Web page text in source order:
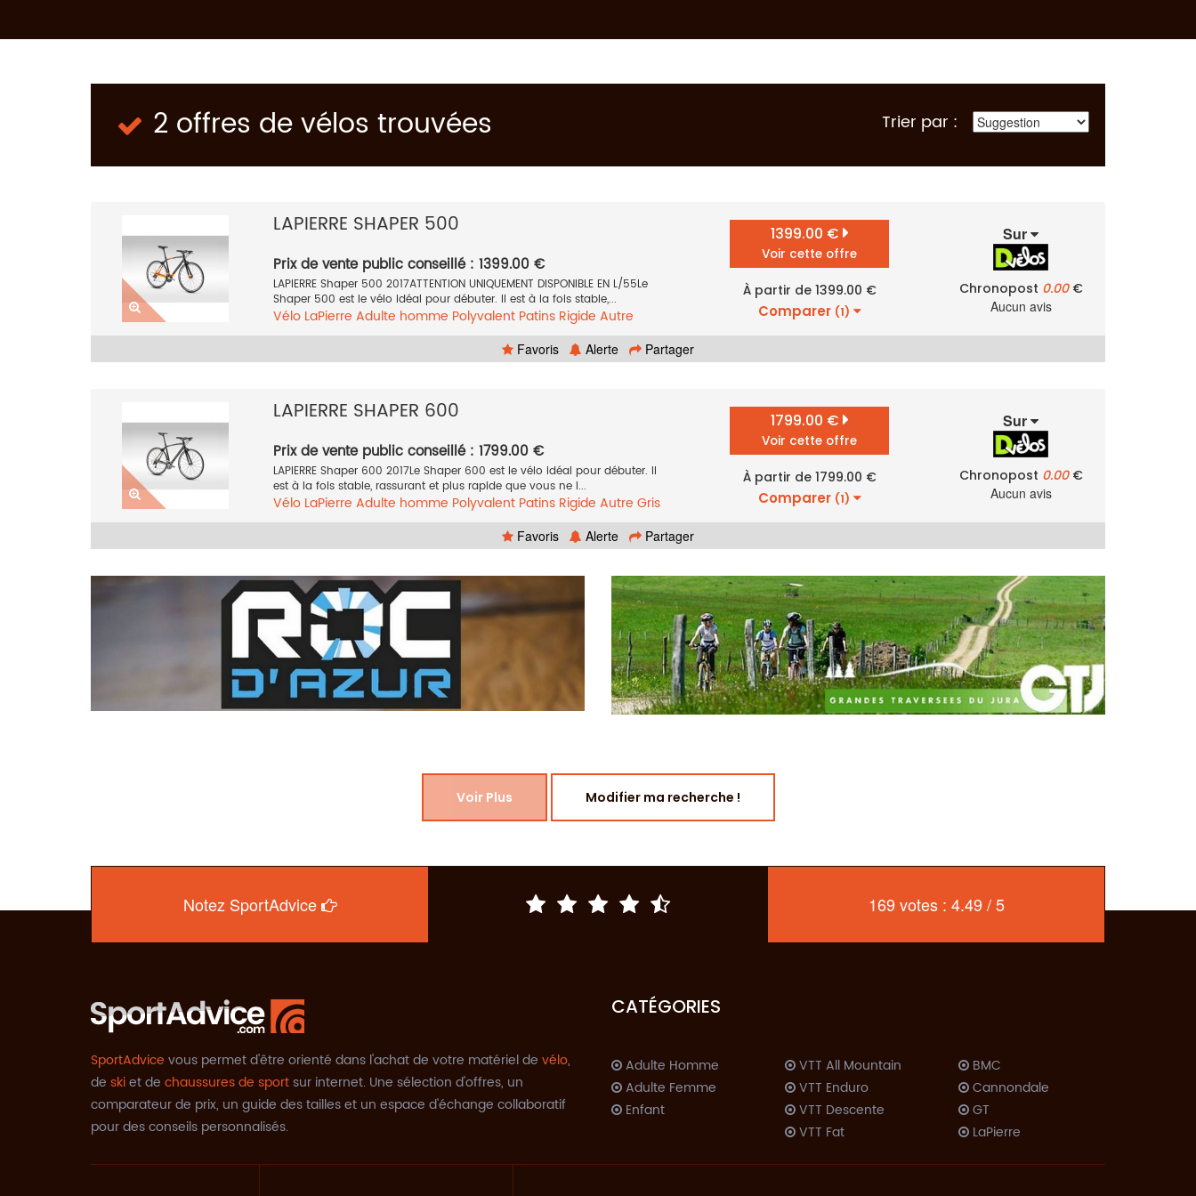
2 offres de vélos trouvées Trier par :
LAPIERRE SHAPER 500
Prix de vente public conseillé : 1399.00 €
LAPIERRE Shaper 500 2017ATTENTION UNIQUEMENT DISPONIBLE EN L/55Le
Shaper 500 est le vélo idéal pour débuter. Il est à la fois stable,...
Vélo LaPierre Adulte homme Polyvalent Patins Rigide Autre
Orange2017
1399.00 €
Voir cette offre
À partir de 1399.00 €
Comparer (1)
Sur
Chronopost 0.00€
Aucun avis
Favoris Alerte Partager
LAPIERRE SHAPER 600
Prix de vente public conseillé : 1799.00 €
LAPIERRE Shaper 600 2017Le Shaper 600 est le vélo idéal pour débuter. Il
est à la fois stable, rassurant et plus rapide que vous ne l...
Vélo LaPierre Adulte homme Polyvalent Patins Rigide Autre Gris
2017
1799.00 €
Voir cette offre
À partir de 1799.00 €
Comparer (1)
Sur
Chronopost 0.00€
Aucun avis
Favoris Alerte Partager
Voir Plus Modifier ma recherche !
Notez SportAdvice 169 votes : 4.49 / 5
SportAdvice vous permet d'être orienté dans l'achat de votre matériel de vélo,
de skiet de chaussures de sportsur internet. Une sélection d'offres, un
comparateur de prix, un guide des tailles et un espace d'échange collaboratif
pour des conseils personnalisés.
CATÉGORIES
Adulte Homme
Adulte Femme
Enfant
VTT All Mountain
VTT Enduro
VTT Descente
VTT Fat
BMC
Cannondale
GT
LaPierre